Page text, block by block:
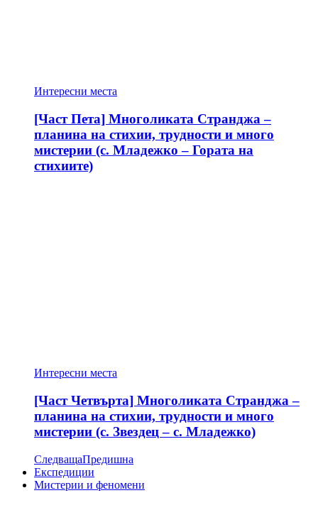
Интересни места
[Част Пета] Многоликата Странджа –
планина на стихии, трудности и много
мистерии (с. Младежко – Гората на
стихиите)
Интересни места
[Част Четвърта] Многоликата Странджа –
планина на стихии, трудности и много
мистерии (с. Звездец – с. Младежко)
СледващаПредишна
Експедиции
Мистерии и феномени